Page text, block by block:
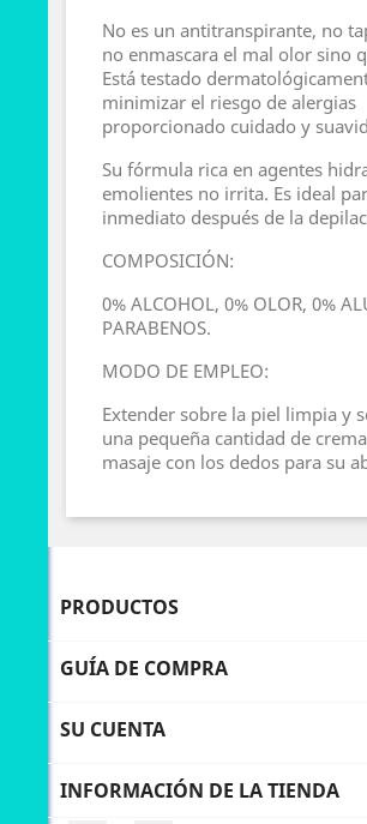
No es un antitranspirante, no
no enmascara el mal olor sino
Está testado
minimizar el riesgo de alergias
proporcionado cuidado y
Su fórmula rica en agentes
emolientes no irrita. Es ideal
inmediato después de la
COMPOSICIÓN:
0% ALCOHOL, 0% OLOR, 0%
PARABENOS.
MODO DE EMPLEO:
Extender sobre la piel limpia y
una pequeña cantidad de
masaje con los dedos para su
PRODUCTOS
GUÍA DE COMPRA
SU CUENTA
INFORMACIÓN DE LA TIENDA